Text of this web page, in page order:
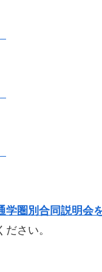
圏別合同説明会
ださい。